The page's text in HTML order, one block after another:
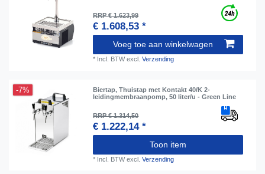
RRP € 1.623,99
€ 1.608,53 *
Voeg toe aan winkelwagen
* Incl. BTWexcl.Verzending
-7%
Biertap, Thuistap met Kontakt 40/K 2-
leidingmembraanpomp, 50 liter/u - Green Line
RRP € 1.314,50
€ 1.222,14 *
Toon item
* Incl. BTWexcl.Verzending